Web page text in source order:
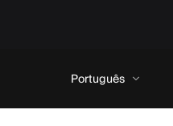
Português